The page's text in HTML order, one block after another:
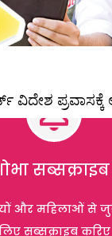
ವಿದೇಶ
और महिलाओं से
सब्सक्राइब करिए